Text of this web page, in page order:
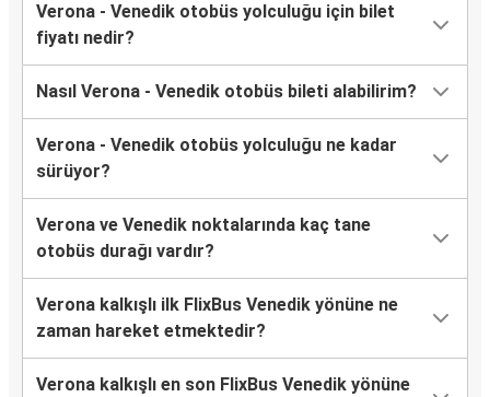
Verona - Venedik otobüs yolculuğu için bilet
fiyatı nedir?
Nasıl Verona - Venedik otobüs bileti alabilirim?
Verona - Venedik otobüs yolculuğu ne kadar
sürüyor?
Verona ve Venedik noktalarında kaç tane
otobüs durağı vardır?
Verona kalkışlı ilk FlixBus Venedik yönüne ne
zaman hareket etmektedir?
Verona kalkışlı en son FlixBus Venedik yönüne